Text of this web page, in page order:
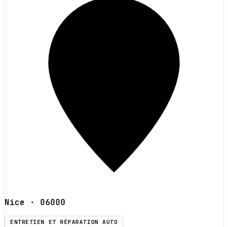
Nice · 06000
ENTRETIEN ET RÉPARATION AUTO